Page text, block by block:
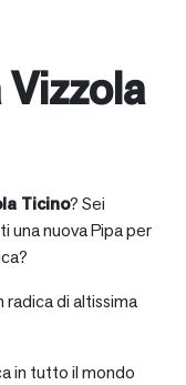
Ticino? Sei
una nuova Pipa per
radica di altissima
in tutto il mondo